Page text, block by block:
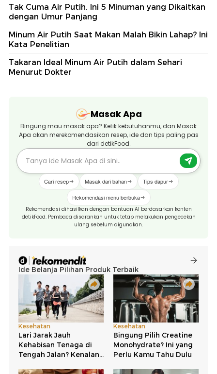
Tak Cuma Air Putih, Ini 5 Minuman yang Dikaitkan
dengan Umur Panjang
Minum Air Putih Saat Makan Malah Bikin Lahap? Ini
Kata Penelitian
Takaran Ideal Minum Air Putih dalam Sehari
Menurut Dokter
Masak Apa
Bingung mau masak apa? Ketik kebutuhanmu, dan Masak
Apa akan merekomendasikan resep, ide dan tips paling pas
dari detikFood.
Cari resep Masak dari bahan Tips dapur
Rekomendasi menu berbuka
Rekomendasi dihasilkan dengan bantuan AI berdasarkan konten
detikFood. Pembaca disarankan untuk tetap melakukan pengecekan
ulang sebelum digunakan.